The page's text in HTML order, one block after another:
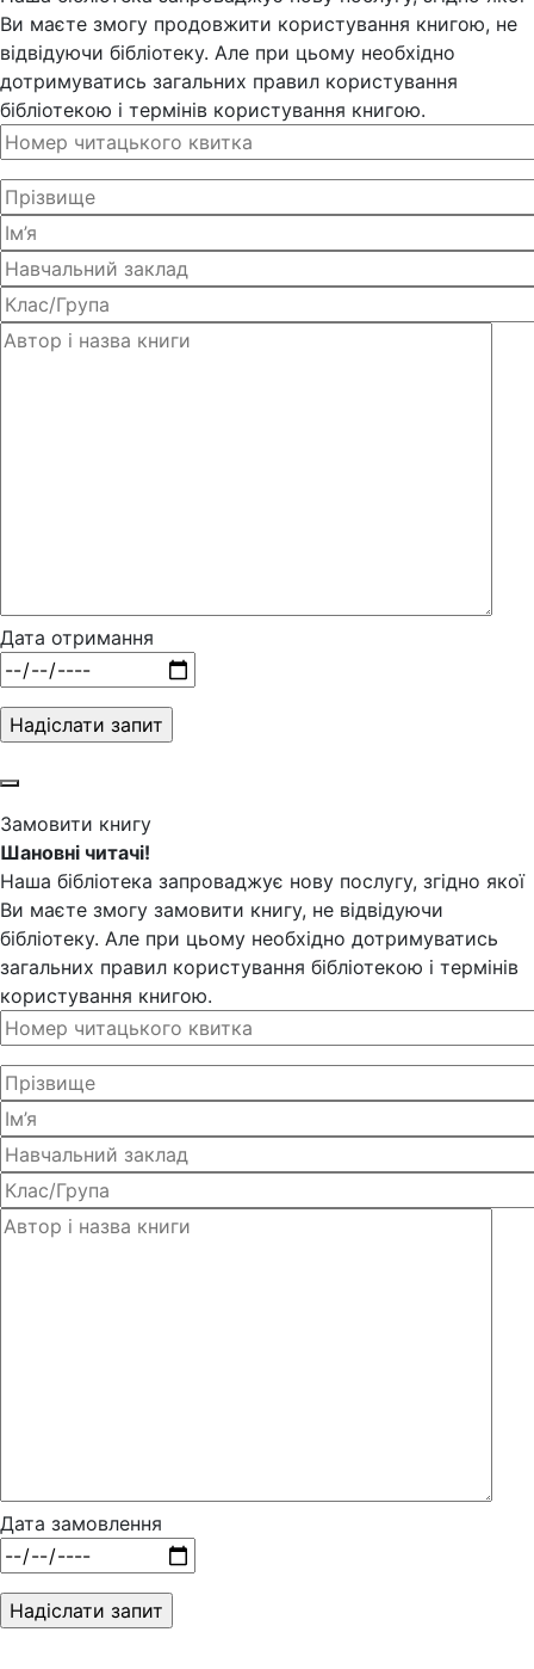
Ви маєте змогу продовжити користування книгою, не
відвідуючи бібліотеку. Але при цьому необхідно
дотримуватись загальних правил користування
бібліотекою і термінів користування книгою.
Дата отримання
Замовити книгу
Шановні читачі!
Наша бібліотека запроваджує нову послугу, згідно якої
Ви маєте змогу замовити книгу, не відвідуючи
бібліотеку. Але при цьому необхідно дотримуватись
загальних правил користування бібліотекою і термінів
користування книгою.
Дата замовлення